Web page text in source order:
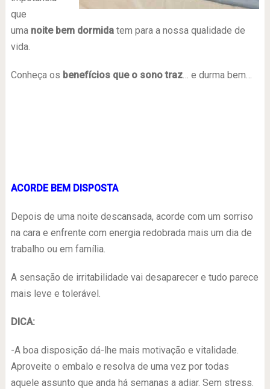
que
uma noite bem dormidatem para a nossa qualidade de
vida.
Conheça os benefícios que o sono traz… e durma bem…
ACORDE BEM DISPOSTA
Depois de uma noite descansada, acorde com um sorriso
na cara e enfrente com energia redobrada mais um dia de
trabalho ou em família.
A sensação de irritabilidade vai desaparecer e tudo parece
mais leve e tolerável.
DICA:
-A boa disposição dá-lhe mais motivação e vitalidade.
Aproveite o embalo e resolva de uma vez por todas
aquele assunto que anda há semanas a adiar. Sem stress.